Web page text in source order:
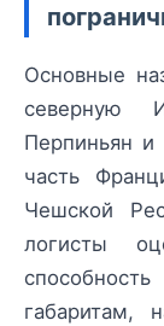
Основные
северную
Перпиньян и
часть
Чешской
логисты
габаритам,